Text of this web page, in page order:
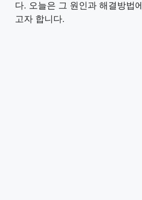
다. 오늘은 그 원인과 해결방법
고자 합니다.